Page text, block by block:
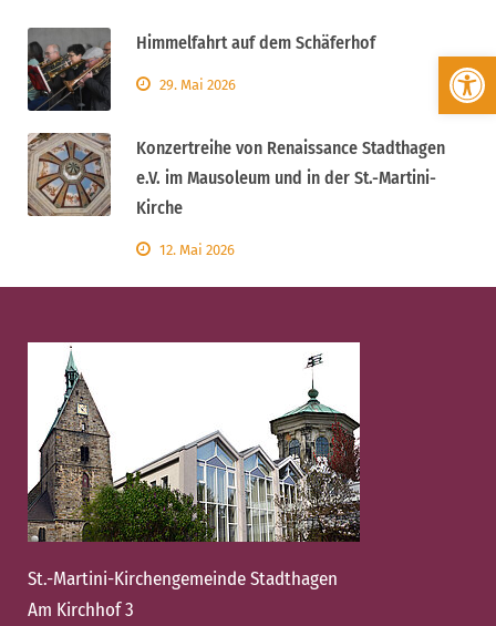
Werkzeugleiste öffnen
Himmelfahrt auf dem Schäferhof
29. Mai 2026
Konzertreihe von Renaissance Stadthagen
e.V. im Mausoleum und in der St.-Martini-
Kirche
12. Mai 2026
St.-Martini-Kirchengemeinde Stadthagen
Am Kirchhof 3